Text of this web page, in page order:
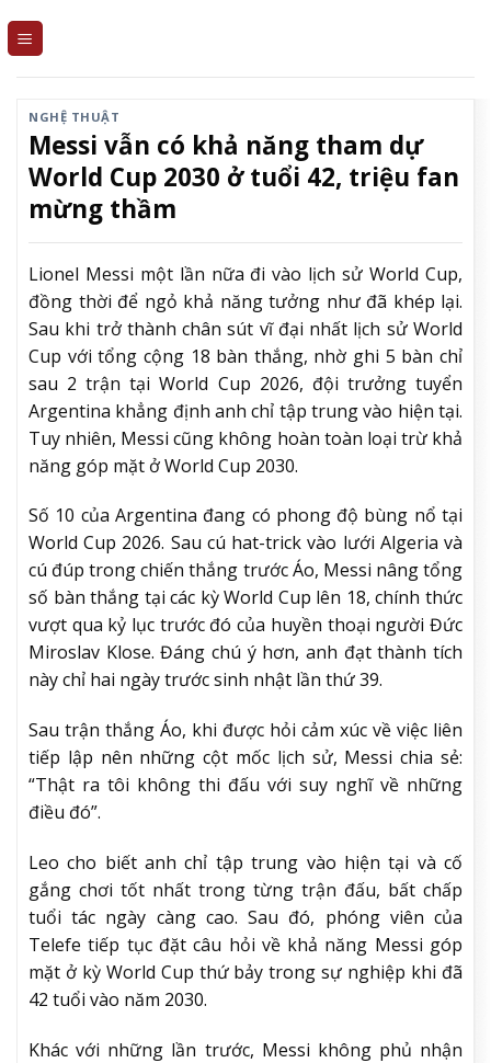
NGHỆ THUẬT
Messi vẫn có khả năng tham dự
World Cup 2030 ở tuổi 42, triệu fan
mừng thầm
Lionel Messi một lần nữa đi vào lịch sử World Cup,
đồng thời để ngỏ khả năng tưởng như đã khép lại.
Sau khi trở thành chân sút vĩ đại nhất lịch sử World
Cup với tổng cộng 18 bàn thắng, nhờ ghi 5 bàn chỉ
sau 2 trận tại World Cup 2026, đội trưởng tuyển
Argentina khẳng định anh chỉ tập trung vào hiện tại.
Tuy nhiên, Messi cũng không hoàn toàn loại trừ khả
năng góp mặt ở World Cup 2030.
Số 10 của Argentina đang có phong độ bùng nổ tại
World Cup 2026. Sau cú hat-trick vào lưới Algeria và
cú đúp trong chiến thắng trước Áo, Messi nâng tổng
số bàn thắng tại các kỳ World Cup lên 18, chính thức
vượt qua kỷ lục trước đó của huyền thoại người Đức
Miroslav Klose. Đáng chú ý hơn, anh đạt thành tích
này chỉ hai ngày trước sinh nhật lần thứ 39.
Sau trận thắng Áo, khi được hỏi cảm xúc về việc liên
tiếp lập nên những cột mốc lịch sử, Messi chia sẻ:
“Thật ra tôi không thi đấu với suy nghĩ về những
điều đó”.
Leo cho biết anh chỉ tập trung vào hiện tại và cố
gắng chơi tốt nhất trong từng trận đấu, bất chấp
tuổi tác ngày càng cao. Sau đó, phóng viên của
Telefe tiếp tục đặt câu hỏi về khả năng Messi góp
mặt ở kỳ World Cup thứ bảy trong sự nghiệp khi đã
42 tuổi vào năm 2030.
Khác với những lần trước, Messi không phủ nhận